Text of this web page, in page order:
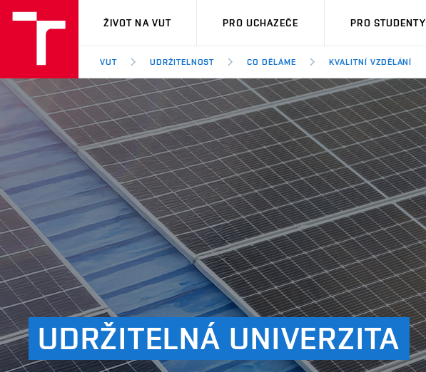
VUT
ŽIVOT NA VUT PRO UCHAZEČE PRO STUDENTY
VUT UDRŽITELNOST CO DĚLÁME KVALITNÍ VZDĚLÁNÍ
UDRŽITELNÁ UNIVERZITA